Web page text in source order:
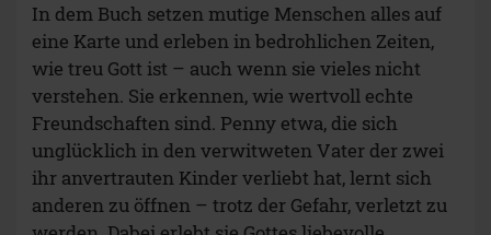
In dem Buch setzen mutige Menschen alles auf
eine Karte und erleben in bedrohlichen Zeiten,
wie treu Gott ist – auch wenn sie vieles nicht
verstehen. Sie erkennen, wie wertvoll echte
Freundschaften sind. Penny etwa, die sich
unglücklich in den verwitweten Vater der zwei
ihr anvertrauten Kinder verliebt hat, lernt sich
anderen zu öffnen – trotz der Gefahr, verletzt zu